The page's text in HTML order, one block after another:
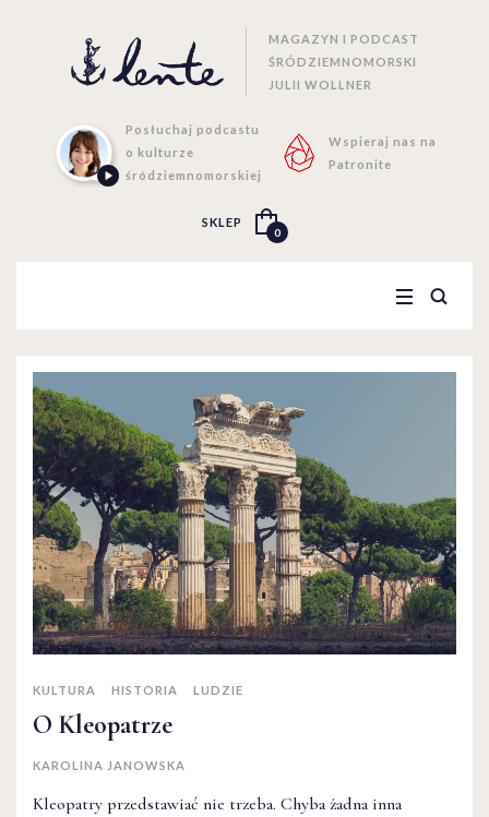
MAGAZYN I PODCAST
ŚRÓDZIEMNOMORSKI
JULII WOLLNER
Posłuchaj podcastu
o kulturze
śródziemnomorskiej
Wspieraj nas na
Patronite
SKLEP
0
KULTURA HISTORIA LUDZIE
O Kleopatrze
KAROLINA JANOWSKA
Kleopatry przedstawiać nie trzeba. Chyba żadna inna